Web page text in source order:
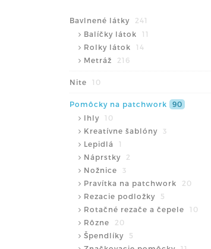
Bavlnené látky
241
Balíčky látok
11
Rolky látok
14
Metráž
216
Nite 10
Pomôcky na patchwork
90
Ihly
10
Kreatívne šablóny
3
Lepidlá
1
Náprstky
2
Nožnice
3
Pravítka na patchwork
20
Rezacie podložky
5
Rotačné rezače a čepele
10
Rôzne
20
Špendlíky
5